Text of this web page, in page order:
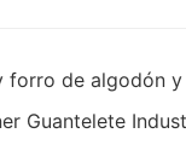
forro de algodón
Guantelete